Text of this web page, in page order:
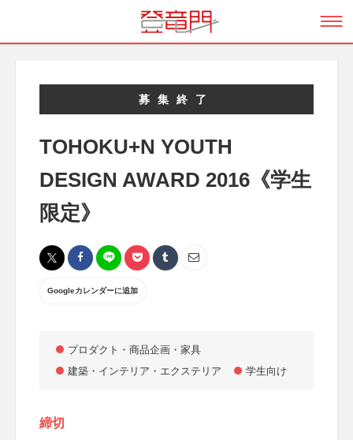
募集終了
TOHOKU+N YOUTH
DESIGN AWARD 2016《学生
限定》
Googleカレンダーに追加
プロダクト・商品企画・家具
建築・インテリア・エクステリア
学生向け
締切